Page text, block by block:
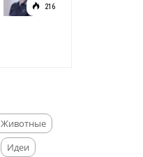
216
Животные
Идеи